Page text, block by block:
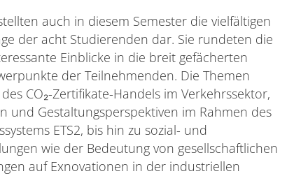
auch in diesem Semester die vielfältigen
der acht Studierenden dar. Sie rundeten die
Einblicke in die breit gefächerten
der Teilnehmenden. Die Themen
CO₂-Zertifikate-Handels im Verkehrssektor,
und Gestaltungsperspektiven im Rahmen des
ETS2, bis hin zu sozial- und
wie der Bedeutung von gesellschaftlichen
auf Exnovationen in der industriellen